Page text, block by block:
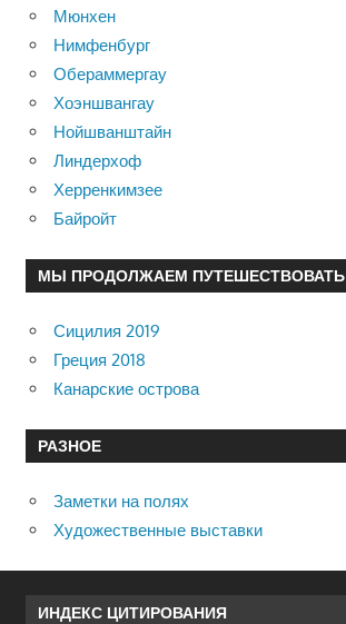
Мюнхен
Нимфенбург
Обераммергау
Хоэншвангау
Нойшванштайн
Линдерхоф
Херренкимзее
Байройт
МЫ ПРОДОЛЖАЕМ ПУТЕШЕСТВОВАТЬ
Сицилия 2019
Греция 2018
Канарские острова
РАЗНОЕ
Заметки на полях
Художественные выставки
ИНДЕКС ЦИТИРОВАНИЯ